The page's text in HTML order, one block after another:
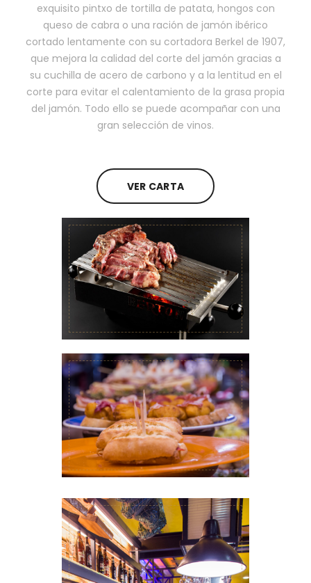
exquisito pintxo de tortilla de patata, hongos con
queso de cabra o una ración de jamón ibérico
cortado lentamente con su cortadora Berkel de 1907,
que mejora la calidad del corte del jamón gracias a
su cuchilla de acero de carbono y a la lentitud en el
corte para evitar el calentamiento de la grasa propia
del jamón. Todo ello se puede acompañar con una
gran selección de vinos.
VER CARTA